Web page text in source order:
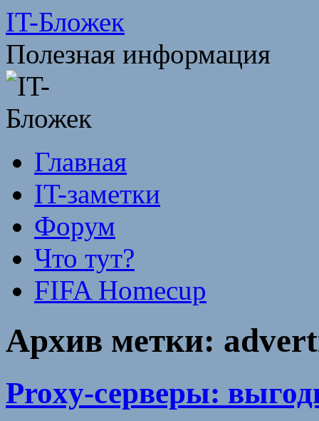
Перейти
содержимому
IT-Бложек
Полезная информация
Главная
IT-заметки
Форум
Что тут?
FIFA Homecup
Архив метки:
Proxy-серверы: